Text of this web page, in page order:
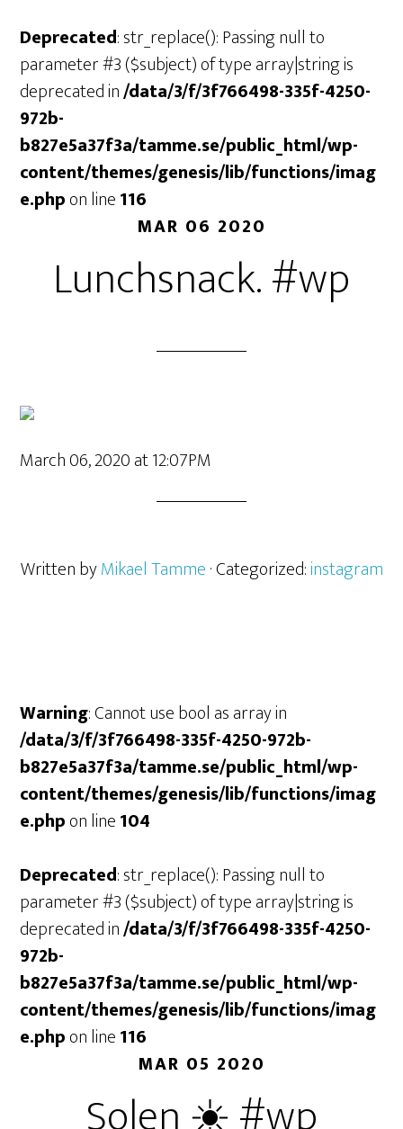
Deprecated: str_replace(): Passing null to
parameter #3 ($subject) of type array|string is
deprecated in/data/3/f/3f766498-335f-4250-
972b-
b827e5a37f3a/tamme.se/public_html/wp-
content/themes/genesis/lib/functions/imag
e.phpon line116
MAR 06 2020
Lunchsnack. #wp
March 06, 2020 at 12:07PM
Written byMikael Tamme· Categorized:instagram
Warning: Cannot use bool as array in
/data/3/f/3f766498-335f-4250-972b-
b827e5a37f3a/tamme.se/public_html/wp-
content/themes/genesis/lib/functions/imag
e.phpon line104
Deprecated: str_replace(): Passing null to
parameter #3 ($subject) of type array|string is
deprecated in/data/3/f/3f766498-335f-4250-
972b-
b827e5a37f3a/tamme.se/public_html/wp-
content/themes/genesis/lib/functions/imag
e.phpon line116
MAR 05 2020